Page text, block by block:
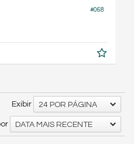
#068
Exibir 24 POR PÁGINA
DATA MAIS RECENTE